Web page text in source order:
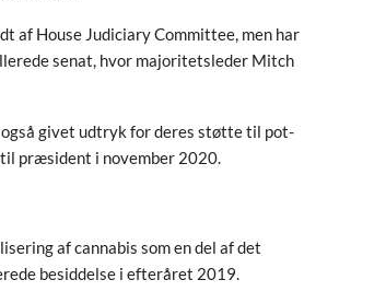
af House Judiciary Committee, men har
senat, hvor majoritetsleder Mitch
givet udtryk for deres støtte til pot-
præsident i november 2020.
af cannabis som en del af det
besiddelse i efteråret 2019.